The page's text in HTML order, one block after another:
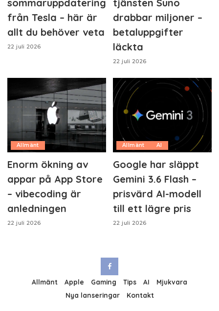
sommaruppdatering
från Tesla – här är
allt du behöver veta
22 juli 2026
tjänsten Suno
drabbar miljoner –
betaluppgifter
läckta
22 juli 2026
Allmänt
Enorm ökning av
appar på App Store
– vibecoding är
anledningen
22 juli 2026
Allmänt AI
Google har släppt
Gemini 3.6 Flash –
prisvärd AI-modell
till ett lägre pris
22 juli 2026
Allmänt Apple Gaming Tips AI
Mjukvara
Nya lanseringar
Kontakt